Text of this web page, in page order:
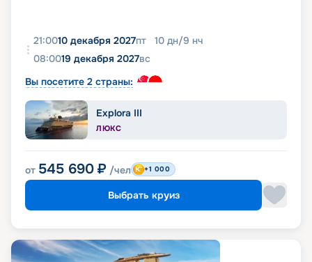
21:0010 декабря 2027пт 10 дн/9 нч
08:0019 декабря 2027вс
Вы посетите 2 страны:
Explora III
ЛЮКС
от 545 690 ₽ /чел +1 000
Выбрать круиз